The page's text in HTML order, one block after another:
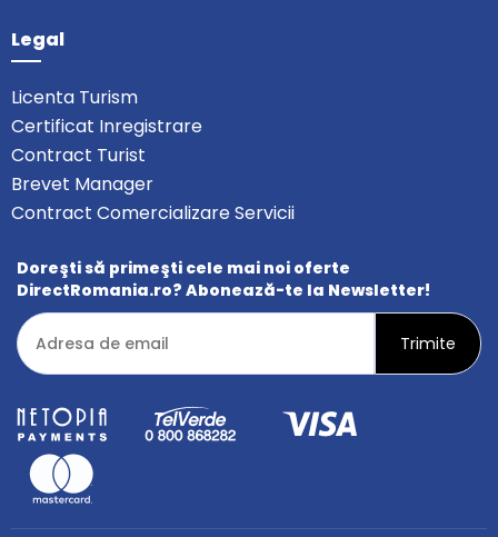
Legal
Licenta Turism
Certificat Inregistrare
Contract Turist
Brevet Manager
Contract Comercializare Servicii
Doreşti să primeşti cele mai noi oferte
DirectRomania.ro? Abonează-te la Newsletter!